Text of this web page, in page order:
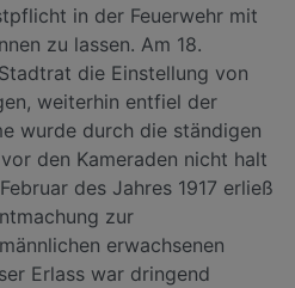
in der Feuerwehr mit
zu lassen. Am 18.
die Einstellung von
weiterhin entfiel der
wurde durch die ständigen
den Kameraden nicht halt
des Jahres 1917 erließ
zur
erwachsenen
Erlass war dringend